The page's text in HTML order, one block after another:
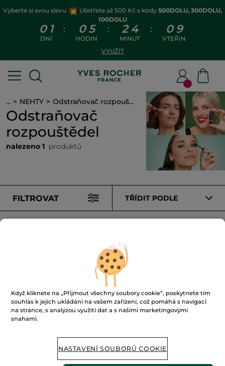
Vyberte si svou slevu Ušetřete až 500 Kč s kódy 500DOLU, 300DOLU,
100DOLU
0 1
DNÍ
: 0 5
HODIN
: 2 4
MINUT
: 0 9
VTEŘIN
VYUŽÍT
... NEHTY Odstraňovač rozpouštědel
Odstraňovač
rozpouštědel
nalezeno 1 produktů
FILTROVAT TŘÍDIT PODLE
Jemný odlakovač
100 ml
Když kliknete na „Přijmout všechny soubory cookie“, poskytnete tím
souhlas k jejich ukládání na vašem zařízení, což pomáhá s navigací
na stránce, s analýzou využití dat a s našimi marketingovými
snahami.
NASTAVENÍ SOUBORŮ COOKIE